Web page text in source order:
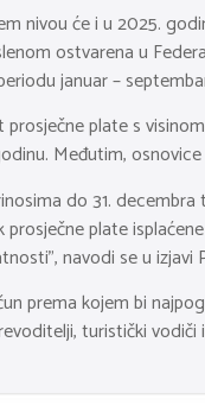
nivou će i u 2025.
ostvarena u
januar –
plate s
Međutim,
do 31.
plate
navodi se u izjavi
prema kojem bi
turistički